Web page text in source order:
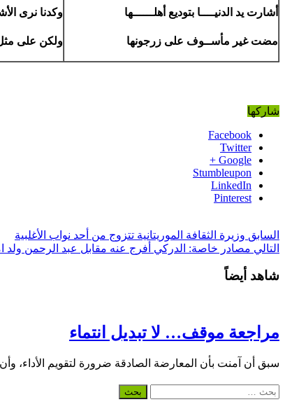
أشارت يد الدنيــــا بتوديع أهلــــــها
مضت غير مأســوف على زرجونها
وكدنا نرى
ولكن على
شاركها
Facebook
Twitter
Google +
Stumbleupon
LinkedIn
Pinterest
السابق وزيرة الثقافة الموريتانية تتزوج من أحد نواب الأغلبية
التالي مصادر خاصة: الدركي أفرج عنه مقابل عبد الرحمن ولد
شاهد أيضاً
مراجعة موقف… لا تبديل انتماء
سبق أن آمنت بأن المعارضة الصادقة ضرورة لتقويم الأداء،
البحث